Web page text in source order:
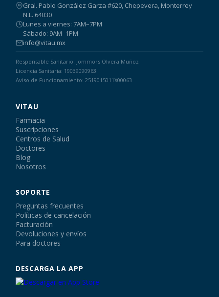
Gral. Pablo González Garza #620, Chepevera, Monterrey
N.L. 64030
Lunes a viernes: 7AM–7PM
Sábado: 9AM–1PM
info@vitau.mx
Responsable Sanitario: Jommors Olvera Muñoz
Licencia Sanitaria: 19039090963
Aviso de Funcionamiento: 2519015011X00063
VITAU
Farmacia
Suscripciones
Centros de Salud
Doctores
Blog
Nosotros
SOPORTE
Preguntas frecuentes
Políticas de cancelación
Facturación
Devoluciones y envíos
Para doctores
DESCARGA LA APP